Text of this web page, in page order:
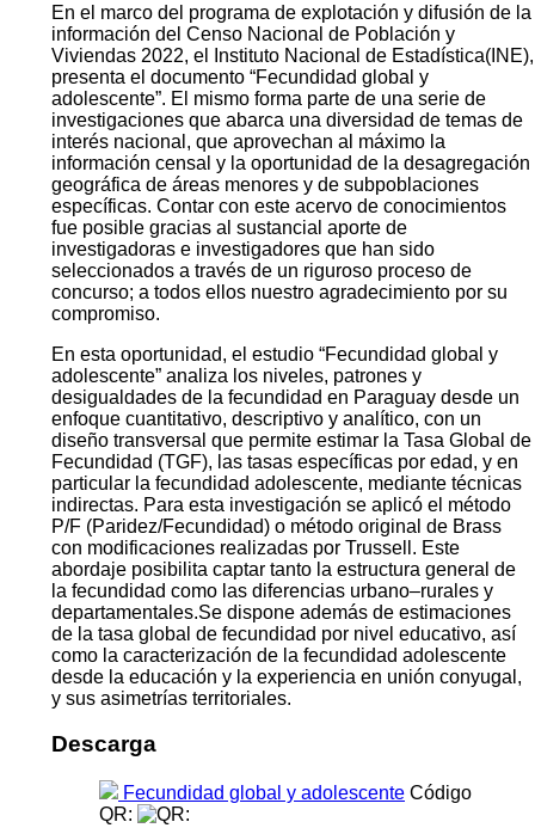
En el marco del programa de explotación y difusión de la
información del Censo Nacional de Población y
Viviendas 2022, el Instituto Nacional de Estadística(INE),
presenta el documento “Fecundidad global y
adolescente”. El mismo forma parte de una serie de
investigaciones que abarca una diversidad de temas de
interés nacional, que aprovechan al máximo la
información censal y la oportunidad de la desagregación
geográfica de áreas menores y de subpoblaciones
específicas. Contar con este acervo de conocimientos
fue posible gracias al sustancial aporte de
investigadoras e investigadores que han sido
seleccionados a través de un riguroso proceso de
concurso; a todos ellos nuestro agradecimiento por su
compromiso.
En esta oportunidad, el estudio “Fecundidad global y
adolescente” analiza los niveles, patrones y
desigualdades de la fecundidad en Paraguay desde un
enfoque cuantitativo, descriptivo y analítico, con un
diseño transversal que permite estimar la Tasa Global de
Fecundidad (TGF), las tasas específicas por edad, y en
particular la fecundidad adolescente, mediante técnicas
indirectas. Para esta investigación se aplicó el método
P/F (Paridez/Fecundidad) o método original de Brass
con modificaciones realizadas por Trussell. Este
abordaje posibilita captar tanto la estructura general de
la fecundidad como las diferencias urbano–rurales y
departamentales.Se dispone además de estimaciones
de la tasa global de fecundidad por nivel educativo, así
como la caracterización de la fecundidad adolescente
desde la educación y la experiencia en unión conyugal,
y sus asimetrías territoriales.
Descarga
Fecundidad global y adolescente Código
QR: